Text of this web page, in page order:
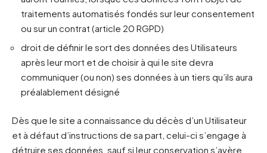
traitements automatisés fondés sur leur consentement
ou sur un contrat (article 20 RGPD)
droit de définir le sort des données des Utilisateurs
après leur mort et de choisir à qui le site devra
communiquer (ou non) ses données à un tiers qu’ils aura
préalablement désigné
Dès que le site a connaissance du décès d’un Utilisateur
et à défaut d’instructions de sa part, celui-ci s’engage à
détruire ses données, sauf si leur conservation s’avère